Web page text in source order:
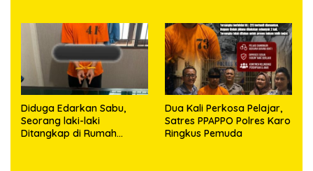
Ditangkap
Diduga Edarkan Sabu,
Seorang laki-laki
Ditangkap di Rumah
Dua Kali Perkosa Pelajar,
Satres PPAPPO Polres Karo
Ringkus Pemuda